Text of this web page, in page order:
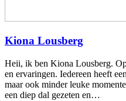
Kiona Lousberg
Heii, ik ben Kiona Lousberg.
en ervaringen. Iedereen heeft
maar ook minder leuke
een diep dal gezeten en…